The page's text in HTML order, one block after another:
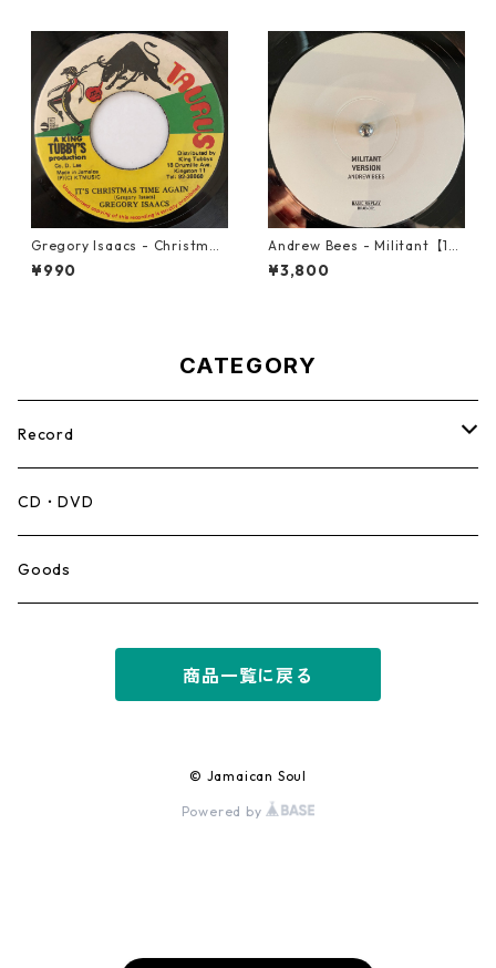
Gregory Isaacs - Christmas
Time Once Again【7-2058
9】
¥990
Andrew Bees ‎- Militant【12-
50066】
¥3,800
CATEGORY
Record
Mento,Calypso,Ballad
Ska
CD・DVD
Goods
商品一覧に戻る
© Jamaican Soul
Powered by